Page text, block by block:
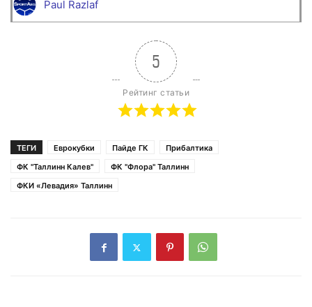
Paul Razlaf
5
Рейтинг статьи
ТЕГИ Еврокубки Пайде ГК
Прибалтика
ФК "Таллинн Калев"
ФК "Флора" Таллинн
ФКИ «Левадия» Таллинн